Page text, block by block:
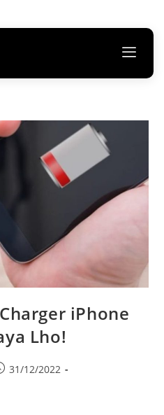
iPhone
Lho!
31/12/2022